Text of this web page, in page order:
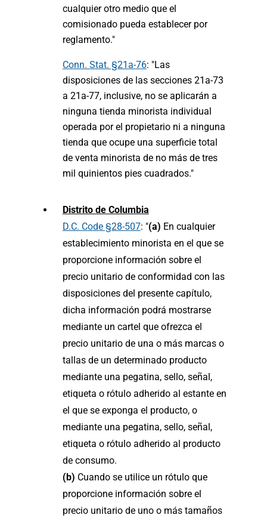
cualquier otro medio que el
comisionado pueda establecer por
reglamento."
Conn. Stat. §21a-76: "Las
disposiciones de las secciones 21a-73
a 21a-77, inclusive, no se aplicarán a
ninguna tienda minorista individual
operada por el propietario ni a ninguna
tienda que ocupe una superficie total
de venta minorista de no más de tres
mil quinientos pies cuadrados."
Distrito de Columbia
D.C. Code §28-507: "(a) En cualquier
establecimiento minorista en el que se
proporcione información sobre el
precio unitario de conformidad con las
disposiciones del presente capítulo,
dicha información podrá mostrarse
mediante un cartel que ofrezca el
precio unitario de una o más marcas o
tallas de un determinado producto
mediante una pegatina, sello, señal,
etiqueta o rótulo adherido al estante en
el que se exponga el producto, o
mediante una pegatina, sello, señal,
etiqueta o rótulo adherido al producto
de consumo.
(b) Cuando se utilice un rótulo que
proporcione información sobre el
precio unitario de uno o más tamaños